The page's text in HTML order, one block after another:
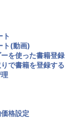
ト
ト(動画)
を使った書籍登録
で書籍を登録する
格設定